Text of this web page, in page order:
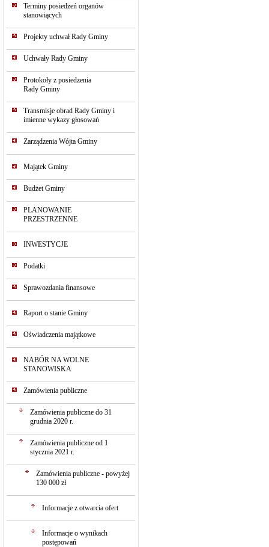
Terminy posiedzeń organów
stanowiących
Projekty uchwał Rady Gminy
Uchwały Rady Gminy
Protokoły z posiedzenia
Rady Gminy
Transmisje obrad Rady Gminy i
imienne wykazy głosowań
Zarządzenia Wójta Gminy
Majątek Gminy
Budżet Gminy
PLANOWANIE
PRZESTRZENNE
INWESTYCJE
Podatki
Sprawozdania finansowe
Raport o stanie Gminy
Oświadczenia majątkowe
NABÓR NA WOLNE
STANOWISKA
Zamówienia publiczne
Zamówienia publiczne do 31
grudnia 2020 r.
Zamówienia publiczne od 1
stycznia 2021 r.
Zamówienia publiczne - powyżej
130 000 zł
Informacje z otwarcia ofert
Informacje o wynikach
postępowań